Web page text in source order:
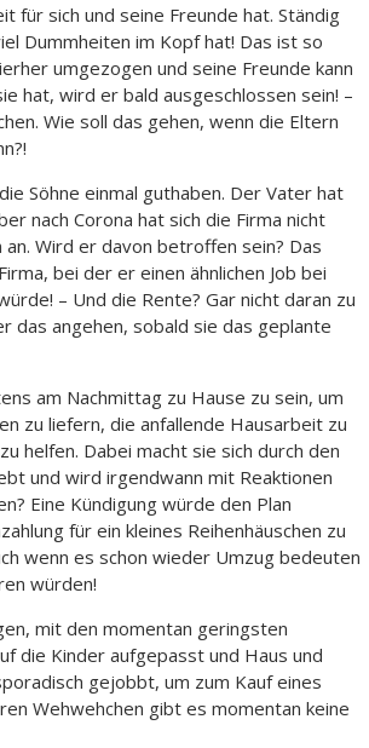
sich und seine Freunde hat. Ständig
Dummheiten im Kopf hat! Das ist so
umgezogen und seine Freunde kann
hat, wird er bald ausgeschlossen sein! –
Wie soll das gehen, wenn die Eltern
Söhne einmal guthaben. Der Vater hat
nach Corona hat sich die Firma nicht
Wird er davon betroffen sein? Das
bei der er einen ähnlichen Job bei
– Und die Rente? Gar nicht daran zu
das angehen, sobald sie das geplante
am Nachmittag zu Hause zu sein, um
zu liefern, die anfallende Hausarbeit zu
helfen. Dabei macht sie sich durch den
und wird irgendwann mit Reaktionen
Eine Kündigung würde den Plan
für ein kleines Reihenhäuschen zu
wenn es schon wieder Umzug bedeuten
würden!
mit den momentan geringsten
die Kinder aufgepasst und Haus und
gejobbt, um zum Kauf eines
Wehwehchen gibt es momentan keine